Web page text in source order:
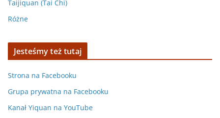
Taijiquan (Tai Chi)
Różne
Jesteśmy też tutaj
Strona na Facebooku
Grupa prywatna na Facebooku
Kanał Yiquan na YouTube